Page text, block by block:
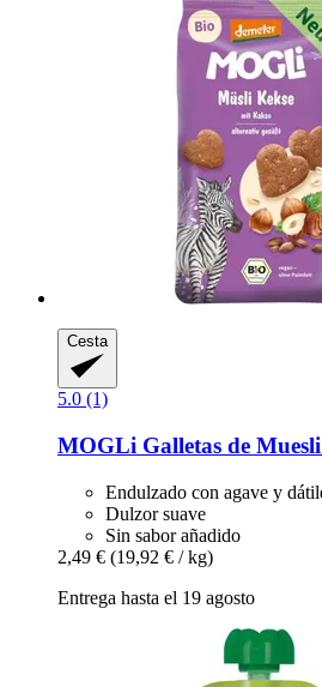
Cesta
5.0 (1)
MOGLi Galletas de
Endulzado con agave y
Dulzor suave
Sin sabor añadido
2,49 € (19,92 € / kg)
Entrega hasta el 19 agosto